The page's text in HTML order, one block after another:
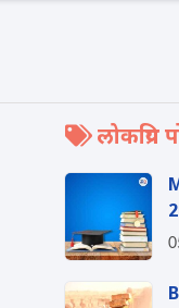
लोकप्रिय